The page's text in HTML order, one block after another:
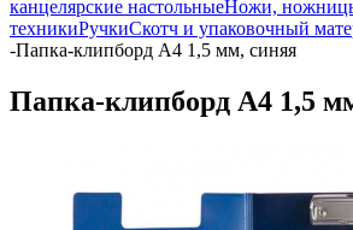
канцелярские настольныеНожи,
техникиРучкиСкотч и упаковочный
-Папка-клипборд А4 1,5 мм, синяя
Папка-клипборд А4 1,5